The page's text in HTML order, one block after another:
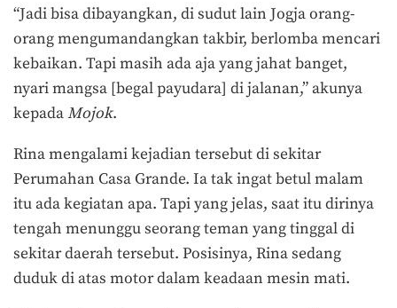
“Jadi bisa dibayangkan, di sudut lain Jogja orang-
orang mengumandangkan takbir, berlomba mencari
kebaikan. Tapi masih ada aja yang jahat banget,
nyari mangsa [begal payudara] di jalanan,” akunya
kepadaMojok.
Rina mengalami kejadian tersebut di sekitar
Perumahan Casa Grande. Ia tak ingat betul malam
itu ada kegiatan apa. Tapi yang jelas, saat itu dirinya
tengah menunggu seorang teman yang tinggal di
sekitar daerah tersebut. Posisinya, Rina sedang
duduk di atas motor dalam keadaan mesin mati.